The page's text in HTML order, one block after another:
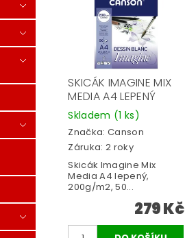
SKICÁK IMAGINE MIX
MEDIA A4 LEPENÝ
Skladem (1 ks)
Značka: Canson
Záruka: 2 roky
Skicák Imagine Mix
Media A4 lepený,
200g/m2, 50...
279 Kč